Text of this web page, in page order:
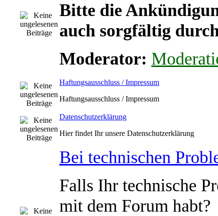
Bitte die
auch sorgfältig
Moderator:
Haftungsausschluss / Impressum
Haftungsausschluss / Impressum
Datenschutzerklärung
Hier findet Ihr unsere Datenschutzerklärung
Bei technischen
Falls Ihr technische
mit dem Forum habt?